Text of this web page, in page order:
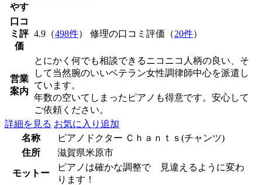
やす
口コ
ミ評
価
4.9（498件） 修理の口コミ評価（20件）
営業
案内
とにかく何でも相談できるニコニコ人柄の良い、そ
して当然腕のいいベテラン女性調律師中心を派遣し
ています。
年数の空いてしまったピアノも得意です。安心して
ご依頼ください。
詳細を見る お気に入り追加
名称
ピアノドクター Ｃｈａｎｔｓ(チャンツ)
住所
滋賀県米原市
モットー
ピアノは確かな調整で 見違えるように変わ
ります！